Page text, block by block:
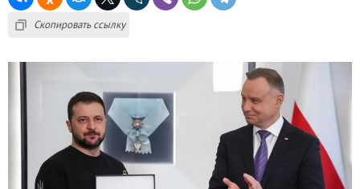
Скопировать ссылку